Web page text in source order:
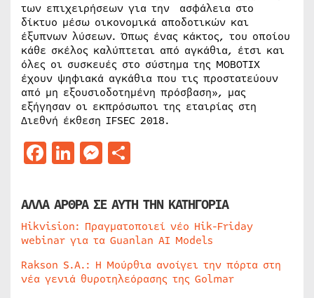
των επιχειρήσεων για την ασφάλεια στο
δίκτυο μέσω οικονομικά αποδοτικών και
έξυπνων λύσεων. Όπως ένας κάκτος, του οποίου
κάθε σκέλος καλύπτεται από αγκάθια, έτσι και
όλες οι συσκευές στο σύστημα της MOBOTIX
έχουν ψηφιακά αγκάθια που τις προστατεύουν
από μη εξουσιοδοτημένη πρόσβαση», μας
εξήγησαν οι εκπρόσωποι της εταιρίας στη
Διεθνή έκθεση IFSEC 2018.
Facebook
LinkedIn
Messenger
ΑΛΛΑ ΑΡΘΡΑ ΣΕ ΑΥΤΗ ΤΗΝ ΚΑΤΗΓΟΡΙΑ
Hikvision: Πραγματοποιεί νέο Hik-Friday
webinar για τα Guanlan AI Models
Rakson S.A.: Η Μούρθια ανοίγει την πόρτα στη
νέα γενιά θυροτηλεόρασης της Golmar